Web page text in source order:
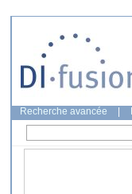
Recherche avancée